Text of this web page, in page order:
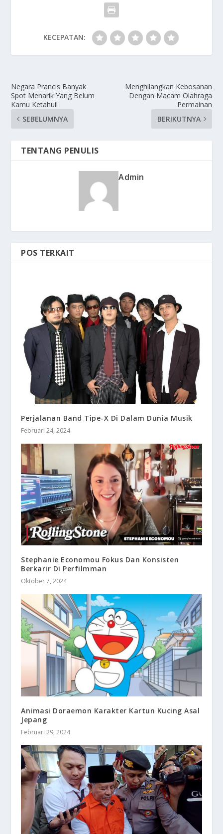
KECEPATAN:
Negara Prancis Banyak
Spot Menarik Yang Belum
Kamu Ketahui!
SEBELUMNYA
Menghilangkan Kebosanan
Dengan Macam Olahraga
Permainan
BERIKUTNYA
TENTANG PENULIS
Admin
POS TERKAIT
Perjalanan Band Tipe-X Di Dalam Dunia Musik
Februari 24, 2024
Stephanie Economou Fokus Dan Konsisten
Berkarir Di Perfilmman
Oktober 7, 2024
Animasi Doraemon Karakter Kartun Kucing Asal
Jepang
Februari 29, 2024